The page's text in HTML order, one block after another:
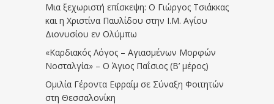
Μια ξεχωριστή επίσκεψη: Ο Γιώργος Τσιάκκας
και η Χριστίνα Παυλίδου στην Ι.Μ. Αγίου
Διονυσίου εν Ολύμπω
«Καρδιακός Λόγος – Αγιασμένων Μορφών
Νοσταλγία» – Ο Άγιος Παΐσιος (Β’ μέρος)
Ομιλία Γέροντα Εφραίμ σε Σύναξη Φοιτητών
στη Θεσσαλονίκη